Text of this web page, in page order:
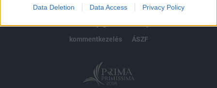
Data Deletion Data Access Privacy Policy
impresszum
jogi nyilatkozat
süti beállítások
adatvédelem
szerzői jogok médiaajánlat
karrier
kommentkezelés
ÁSZF